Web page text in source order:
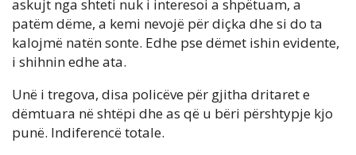
askujt nga shteti nuk i interesoi a shpëtuam, a
patëm dëme, a kemi nevojë për diçka dhe si do ta
kalojmë natën sonte. Edhe pse dëmet ishin evidente,
i shihnin edhe ata.
Unë i tregova, disa policëve për gjitha dritaret e
dëmtuara në shtëpi dhe as që u bëri përshtypje kjo
punë. Indiferencë totale.